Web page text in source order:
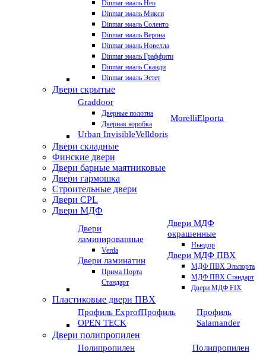
Dinmar эмаль Нео
Dinmar эмаль Микси
Dinmar эмаль Соленто
Dinmar эмаль Верона
Dinmar эмаль Новелла
Dinmar эмаль Граффити
Dinmar эмаль Сканди
Dinmar эмаль Эстет
Двери скрытые
Graddoor
Дверные полотна
Дверная коробка
Urban InvisibleVelldoris
MorelliElporta
Двери складные
Финские двери
Двери барные маятниковые
Двери гармошка
Строительные двери
Двери CРL
Двери МДФ
Двери
ламинированные
Verda
Двери ламинатин
Прима Порта
Стандарт
Двери МДФ
окрашенные
Ньюдор
Двери МДФ ПВХ
МДФ ПВХ Эльпорта
МДФ ПВХ Стандарт
Двери МДФ FIX
Пластиковые двери ПВХ
Профиль ExprofПрофиль
OPEN TECK
Профиль
Salamander
Двери полипропилен
Полипропилен
Полипропилен